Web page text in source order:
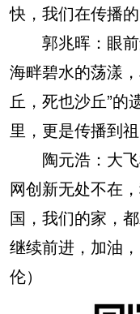
快，我们在传播
郭兆晖： 眼
海畔碧水的荡漾
丘，死也沙丘”的
里，更是传播到
陶元浩： 大
网创新无处不在
国，我们的家，
继续前进，加油
伦）